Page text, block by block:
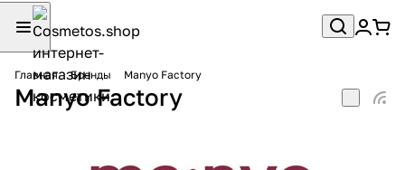
Главная Бренды Manyo Factory
Manyo Factory